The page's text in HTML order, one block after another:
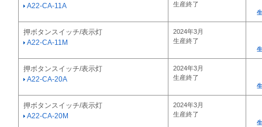
A22-CA-11A
生産終了
押ボタンスイッチ/表示灯
A22-CA-11M
2024年3月
生産終了
押ボタンスイッチ/表示灯
A22-CA-20A
2024年3月
生産終了
押ボタンスイッチ/表示灯
A22-CA-20M
2024年3月
生産終了